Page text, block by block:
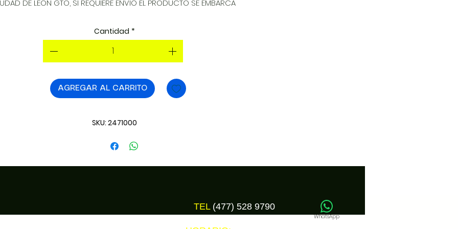
DE LEON GTO, SI REQUIERE ENVIO EL PRODUCTO SE EMBARCA
Cantidad *
AGREGAR AL CARRITO
SKU: 2471000
TEL (477) 528 9790
WhatsApp